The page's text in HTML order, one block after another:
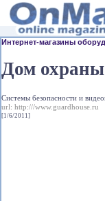
Интернет-магазины
Дом охраны
Системы безопасности и
url: http:///www.guardhouse.ru
[1/6/2011]